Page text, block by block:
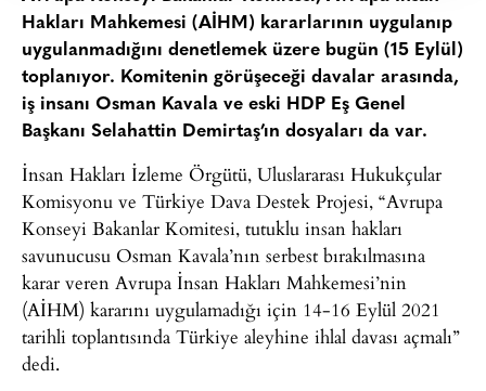
Hakları Mahkemesi (AİHM) kararlarının uygulanıp
uygulanmadığını denetlemek üzere bugün (15 Eylül)
toplanıyor. Komitenin görüşeceği davalar arasında,
iş insanı Osman Kavala ve eski HDP Eş Genel
Başkanı Selahattin Demirtaş’ın dosyaları da var.
İnsan Hakları İzleme Örgütü, Uluslararası Hukukçular
Komisyonu ve Türkiye Dava Destek Projesi, “Avrupa
Konseyi Bakanlar Komitesi, tutuklu insan hakları
savunucusu Osman Kavala’nın serbest bırakılmasına
karar veren Avrupa İnsan Hakları Mahkemesi’nin
(AİHM) kararını uygulamadığı için 14-16 Eylül 2021
tarihli toplantısında Türkiye aleyhine ihlal davası açmalı”
dedi.